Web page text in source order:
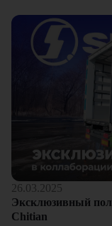
26.03.2025
Эксклюзивный
Chitian